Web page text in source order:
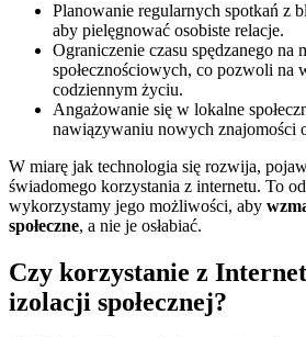
Planowanie regularnych spotkań z
aby pielęgnować osobiste relacje.
Ograniczenie czasu spędzanego na
społecznościowych, co pozwoli na
codziennym życiu.
Angażowanie się w lokalne
nawiązywaniu nowych znajomości
W miarę jak technologia się rozwija,
świadomego korzystania z internetu. To
wykorzystamy jego możliwości, aby
społeczne, a nie je osłabiać.
Czy korzystanie z
izolacji społecznej?